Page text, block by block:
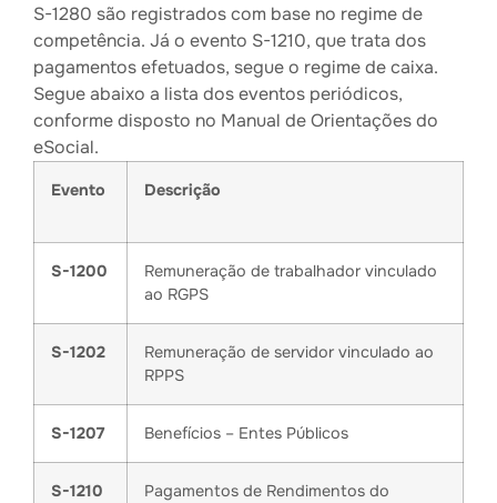
S-1280 são registrados com base no regime de
competência. Já o evento S-1210, que trata dos
pagamentos efetuados, segue o regime de caixa.
Segue abaixo a lista dos eventos periódicos,
conforme disposto no Manual de Orientações do
eSocial.
Evento Descrição
S-1200
Remuneração de trabalhador vinculado
ao RGPS
S-1202
Remuneração de servidor vinculado ao
RPPS
S-1207 Benefícios – Entes Públicos
S-1210
Pagamentos de Rendimentos do